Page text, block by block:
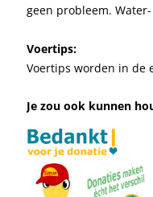
geen probleem.
Voertips:
Voertips worden in de
Je zou ook kunnen